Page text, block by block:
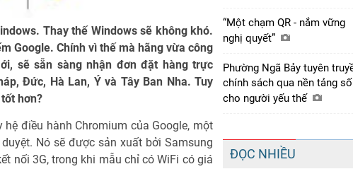
Thay thế Windows sẽ không khó.
Google. Chính vì thế mà hãng vừa công
sẽ sẵn sàng nhận đơn đặt hàng trực
Đức, Hà Lan, Ý và Tây Ban Nha. Tuy
hơn?
điều hành Chromium của Google, một
Nó sẽ được sản xuất bởi Samsung
nối 3G, trong khi mẫu chỉ có WiFi có giá
“Một chạm QR - nắm vững
nghị quyết”
Phường Ngã Bảy tuyên
chính sách qua nền tảng số
cho người yếu thế
ĐỌC NHIỀU